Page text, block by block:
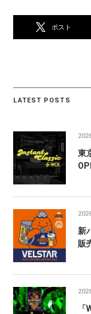
ポスト
LATEST POSTS
東
新
販